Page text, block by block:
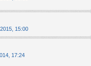
15:00
17:24